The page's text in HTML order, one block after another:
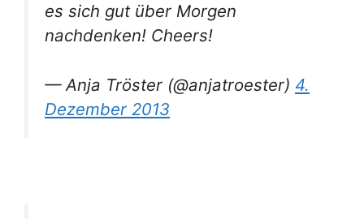
es sich gut über Morgen
nachdenken! Cheers!
— Anja Tröster (@anjatroester) 4.
Dezember 2013